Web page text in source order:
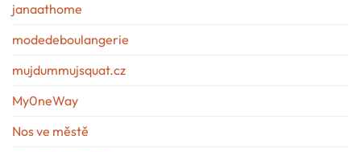
janaathome
modedeboulangerie
mujdummujsquat.cz
My0neWay
Nos ve městě